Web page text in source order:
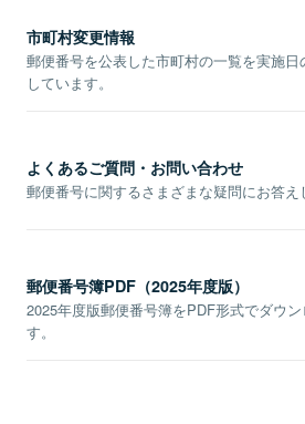
市町村変更情報
郵便番号を公表した市町村の一覧を実施
しています。
よくあるご質問・お問い合わせ
郵便番号に関するさまざまな疑問にお答え
郵便番号簿PDF（2025年度版）
2025年度版郵便番号簿をPDF形式でダウン
す。